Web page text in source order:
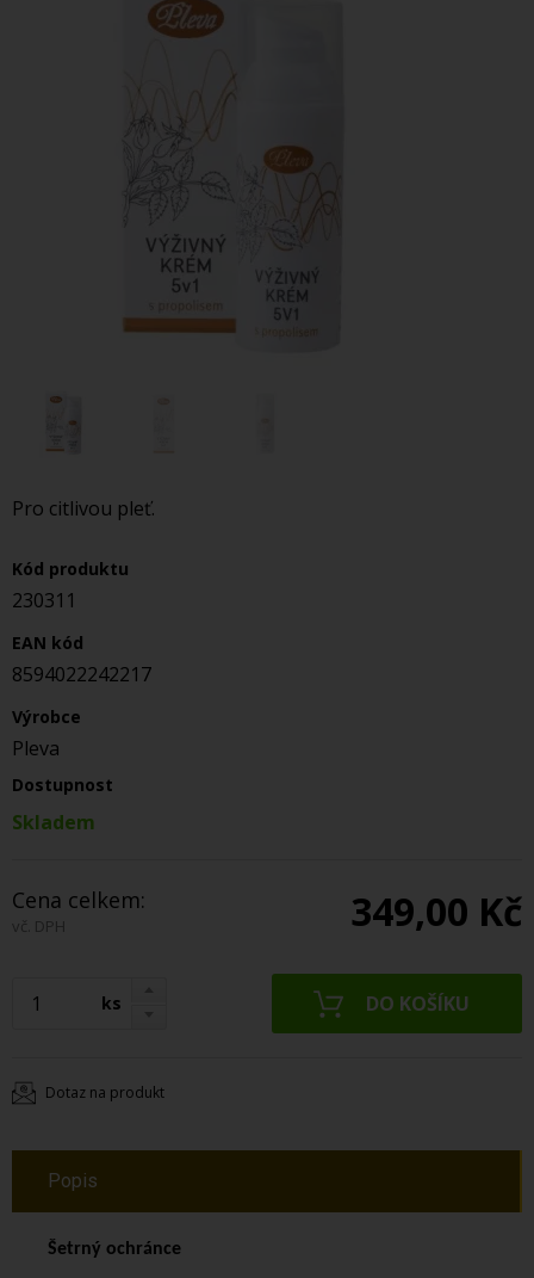
Pro citlivou pleť.
Kód produktu
230311
EAN kód
8594022242217
Výrobce
Pleva
Dostupnost
Skladem
Cena celkem:
vč. DPH 349,00 Kč
ks
Dotaz na produkt
Popis
Šetrný ochránce